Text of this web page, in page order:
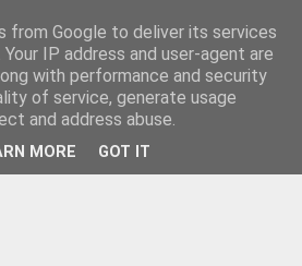
from Google to deliver its services
IP address and user-agent are
with performance and security
of service, generate usage
and address abuse.
MORE GOT IT